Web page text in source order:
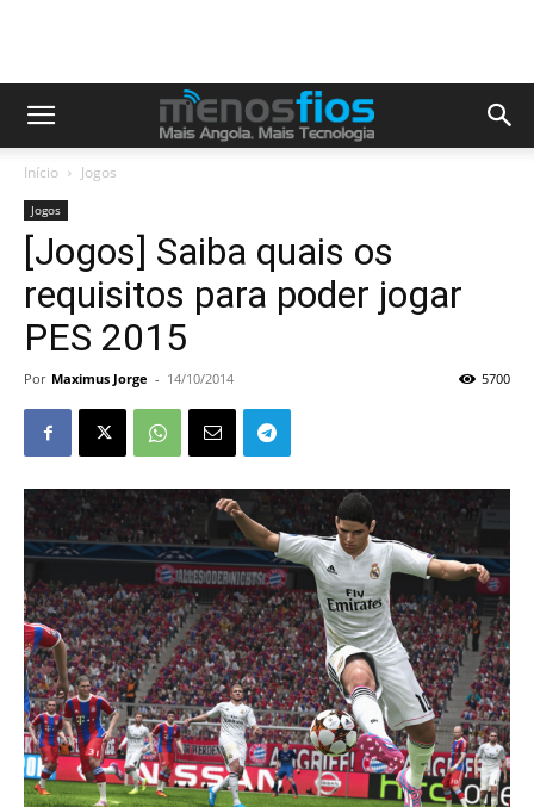
Início Jogos
Jogos
[Jogos] Saiba quais os
requisitos para poder jogar
PES 2015
Por Maximus Jorge - 14/10/2014 5700